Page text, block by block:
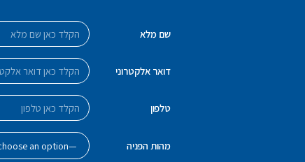
שם מלא
דואר אלקטרוני
טלפון
מהות הפניה